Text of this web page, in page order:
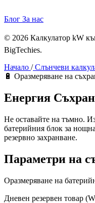
Блог За нас
© 2026 Калкулатор kW
BigTechies.
Начало /Слънчеви
🔋 Оразмеряване на
Енергия
Не оставайте на тъмно.
батерийния блок за
резервно захранване.
Параметри на
Оразмеряване на
Дневен резервен товар